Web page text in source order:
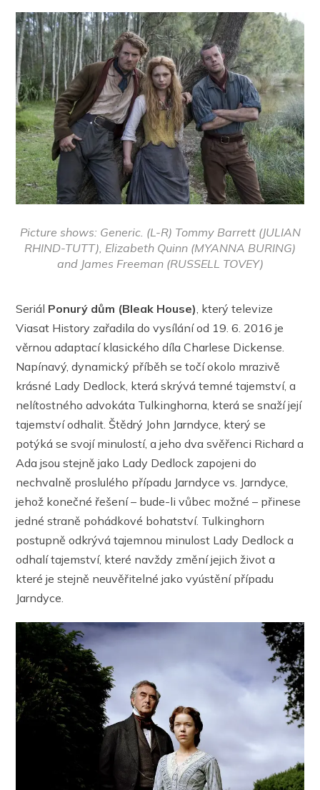
Picture shows: Generic. (L-R) Tommy Barrett (JULIAN
RHIND-TUTT), Elizabeth Quinn (MYANNA BURING)
and James Freeman (RUSSELL TOVEY)
Seriál Ponurý dům (Bleak House), který televize
Viasat History zařadila do vysílání od 19. 6. 2016 je
věrnou adaptací klasického díla Charlese Dickense.
Napínavý, dynamický příběh se točí okolo mrazivě
krásné Lady Dedlock, která skrývá temné tajemství, a
nelítostného advokáta Tulkinghorna, která se snaží její
tajemství odhalit. Štědrý John Jarndyce, který se
potýká se svojí minulostí, a jeho dva svěřenci Richard a
Ada jsou stejně jako Lady Dedlock zapojeni do
nechvalně proslulého případu Jarndyce vs. Jarndyce,
jehož konečné řešení – bude-li vůbec možné – přinese
jedné straně pohádkové bohatství. Tulkinghorn
postupně odkrývá tajemnou minulost Lady Dedlock a
odhalí tajemství, které navždy změní jejich život a
které je stejně neuvěřitelné jako vyústění případu
Jarndyce.